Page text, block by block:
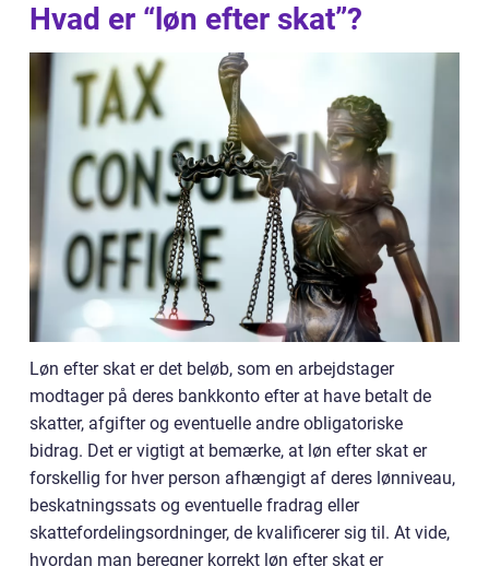
Hvad er “løn efter skat”?
Løn efter skat er det beløb, som en arbejdstager
modtager på deres bankkonto efter at have betalt de
skatter, afgifter og eventuelle andre obligatoriske
bidrag. Det er vigtigt at bemærke, at løn efter skat er
forskellig for hver person afhængigt af deres lønniveau,
beskatningssats og eventuelle fradrag eller
skattefordelingsordninger, de kvalificerer sig til. At vide,
hvordan man beregner korrekt løn efter skat er